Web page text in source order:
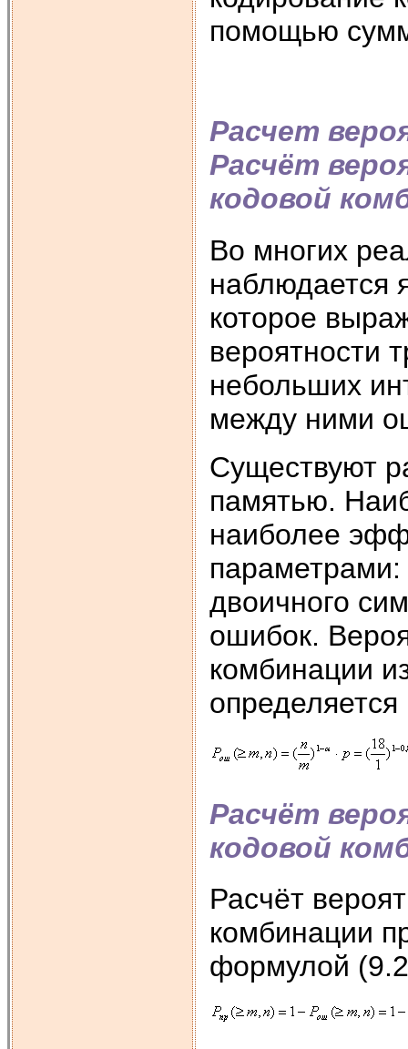
помощью
Расчет
Расчёт
кодовой
Во многих
наблюдается
которое
вероятности
небольших
между ними
Существуют
памятью.
наиболее
двоичного
ошибок.
комбинации
Расчёт
кодовой
Расчёт
комбинации
формулой